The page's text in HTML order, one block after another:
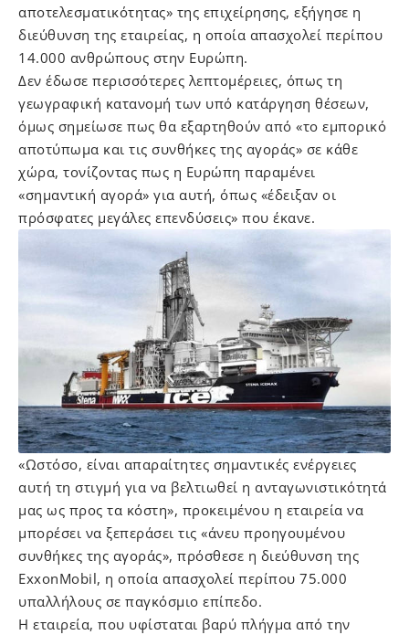
αποτελεσματικότητας» της επιχείρησης, εξήγησε η
διεύθυνση της εταιρείας, η οποία απασχολεί περίπου
14.000 ανθρώπους στην Ευρώπη.
Δεν έδωσε περισσότερες λεπτομέρειες, όπως τη
γεωγραφική κατανομή των υπό κατάργηση θέσεων,
όμως σημείωσε πως θα εξαρτηθούν από «το εμπορικό
αποτύπωμα και τις συνθήκες της αγοράς» σε κάθε
χώρα, τονίζοντας πως η Ευρώπη παραμένει
«σημαντική αγορά» για αυτή, όπως «έδειξαν οι
πρόσφατες μεγάλες επενδύσεις» που έκανε.
«Ωστόσο, είναι απαραίτητες σημαντικές ενέργειες
αυτή τη στιγμή για να βελτιωθεί η ανταγωνιστικότητά
μας ως προς τα κόστη», προκειμένου η εταιρεία να
μπορέσει να ξεπεράσει τις «άνευ προηγουμένου
συνθήκες της αγοράς», πρόσθεσε η διεύθυνση της
ExxonMobil, η οποία απασχολεί περίπου 75.000
υπαλλήλους σε παγκόσμιο επίπεδο.
Η εταιρεία, που υφίσταται βαρύ πλήγμα από την